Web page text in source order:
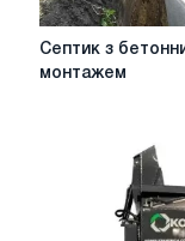
Септик
Септик з
монтажем